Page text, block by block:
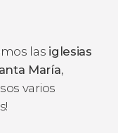
las iglesias
María,
varios